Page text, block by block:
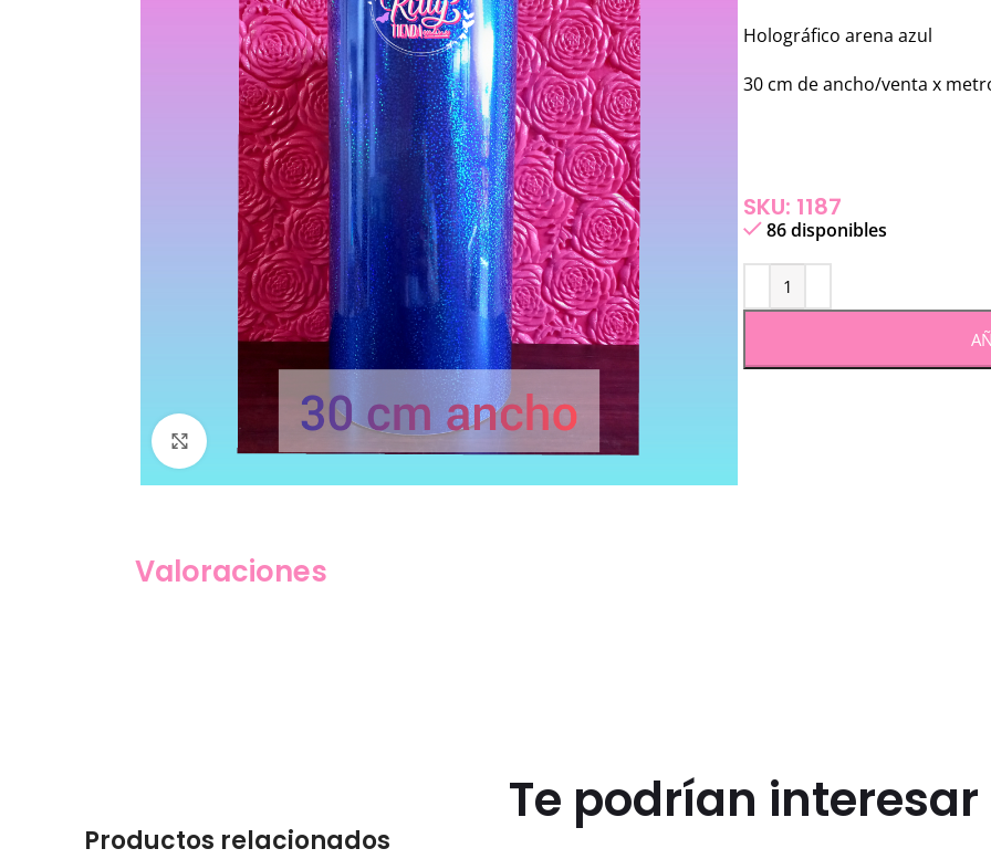
Click to enlarge
Holográfico arena azul
30 cm de ancho/venta x
SKU: 1187
86 disponibles
Valoraciones
Te podrían interesar
Productos relacionados